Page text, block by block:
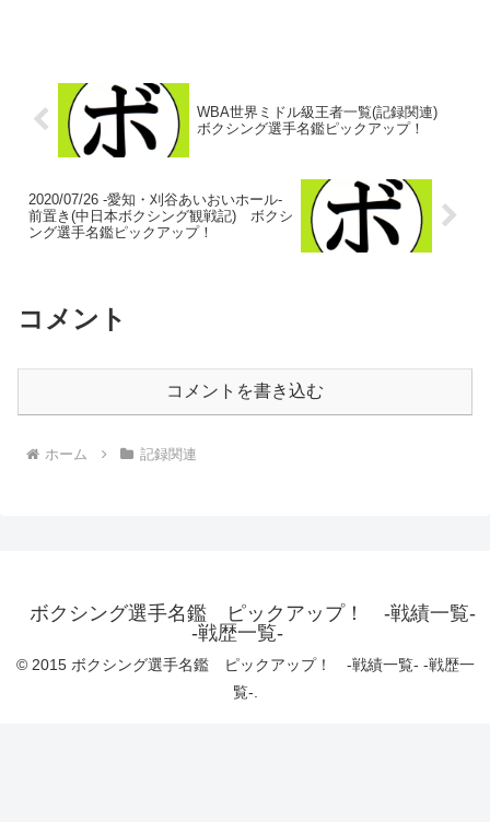
WBA世界ミドル級王者一覧(記録関連)
ボクシング選手名鑑ピックアップ！
2020/07/26 -愛知・刈谷あいおいホール-
前置き(中日本ボクシング観戦記) ボクシ
ング選手名鑑ピックアップ！
コメント
コメントを書き込む
ホーム 記録関連
ボクシング選手名鑑 ピックアップ！ -戦績一覧-
-戦歴一覧-
© 2015 ボクシング選手名鑑 ピックアップ！ -戦績一覧- -戦歴一
覧-.